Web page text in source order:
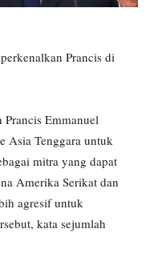
Prancis di
Emmanuel
Asia Tenggara untuk
mitra yang dapat
Amerika Serikat dan
agresif untuk
kata sejumlah